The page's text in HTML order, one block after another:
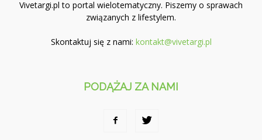
Vivetargi.pl to portal wielotematyczny. Piszemy o sprawach
związanych z lifestylem.
Skontaktuj się z nami: kontakt@vivetargi.pl
PODĄŻAJ ZA NAMI